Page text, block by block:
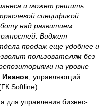
и может решить
спецификой.
над развитием
Виджет
продаж еще удобнее и
пользователям без
на уровне
Иванов , управляющий
Softline).
для управления бизнес-